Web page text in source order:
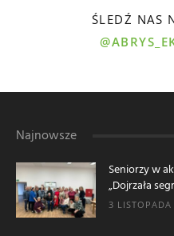
ŚLEDŹ NAS
Najnowsze
Seniorzy w
„Dojrzała
3